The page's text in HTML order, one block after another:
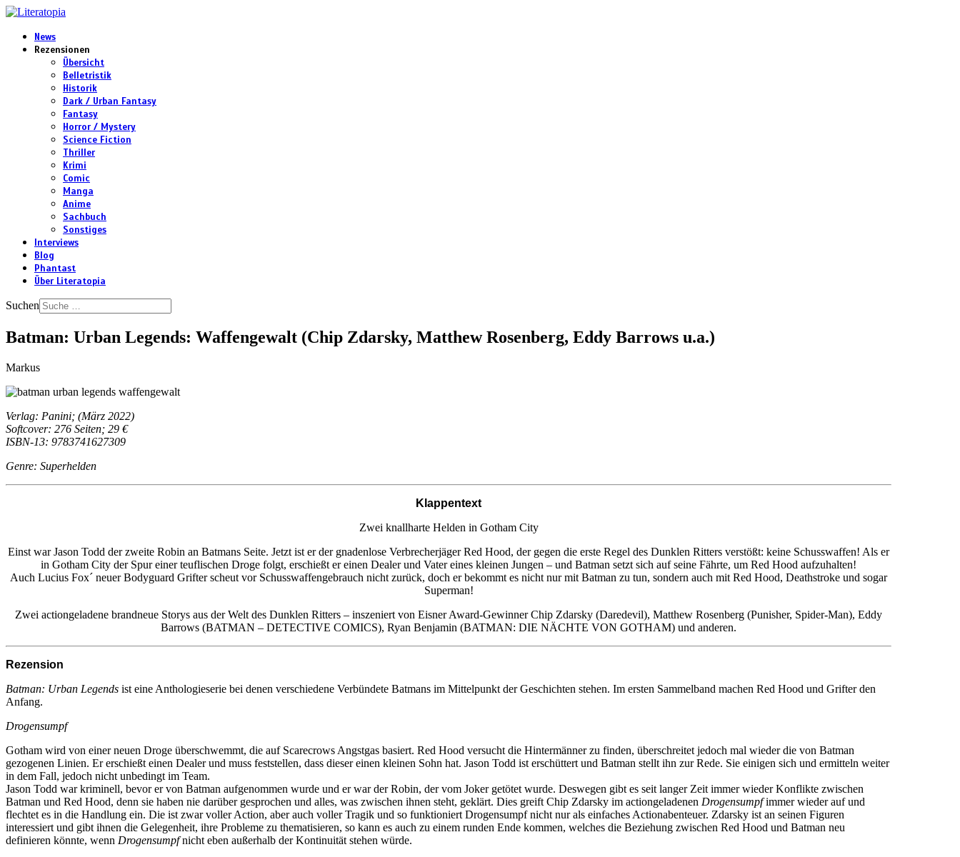
News
Rezensionen
Übersicht
Belletristik
Historik
Dark / Urban Fantasy
Fantasy
Horror / Mystery
Science Fiction
Thriller
Krimi
Comic
Manga
Anime
Sachbuch
Sonstiges
Interviews
Blog
Phantast
Über Literatopia
Suchen
Batman: Urban Legends: Waffengewalt (Chip Zdarsky, Matthew Rosenberg, Eddy Barrows u.a.)
Markus
Verlag: Panini; (März 2022)
Softcover: 276 Seiten; 29 €
ISBN-13: 9783741627309
Genre: Superhelden
Klappentext
Zwei knallharte Helden in Gotham City
Einst war Jason Todd der zweite Robin an Batmans Seite. Jetzt ist er der gnadenlose Verbrecherjäger Red Hood, der gegen die erste Regel des Dunklen Ritters verstößt: keine Schusswaffen! Als er
in Gotham City der Spur einer teuflischen Droge folgt, erschießt er einen Dealer und Vater eines kleinen Jungen – und Batman setzt sich auf seine Fährte, um Red Hood aufzuhalten!
Auch Lucius Fox´ neuer Bodyguard Grifter scheut vor Schusswaffengebrauch nicht zurück, doch er bekommt es nicht nur mit Batman zu tun, sondern auch mit Red Hood, Deathstroke und sogar
Superman!
Zwei actiongeladene brandneue Storys aus der Welt des Dunklen Ritters – inszeniert von Eisner Award-Gewinner Chip Zdarsky (Daredevil), Matthew Rosenberg (Punisher, Spider-Man), Eddy
Barrows (BATMAN – DETECTIVE COMICS), Ryan Benjamin (BATMAN: DIE NÄCHTE VON GOTHAM) und anderen.
Rezension
Batman: Urban Legends ist eine Anthologieserie bei denen verschiedene Verbündete Batmans im Mittelpunkt der Geschichten stehen. Im ersten Sammelband machen Red Hood und Grifter den
Anfang.
Drogensumpf
Gotham wird von einer neuen Droge überschwemmt, die auf Scarecrows Angstgas basiert. Red Hood versucht die Hintermänner zu finden, überschreitet jedoch mal wieder die von Batman
gezogenen Linien. Er erschießt einen Dealer und muss feststellen, dass dieser einen kleinen Sohn hat. Jason Todd ist erschüttert und Batman stellt ihn zur Rede. Sie einigen sich und ermitteln weiter
in dem Fall, jedoch nicht unbedingt im Team.
Jason Todd war kriminell, bevor er von Batman aufgenommen wurde und er war der Robin, der vom Joker getötet wurde. Deswegen gibt es seit langer Zeit immer wieder Konflikte zwischen
Batman und Red Hood, denn sie haben nie darüber gesprochen und alles, was zwischen ihnen steht, geklärt. Dies greift Chip Zdarsky im actiongeladenen Drogensumpfimmer wieder auf und
flechtet es in die Handlung ein. Die ist zwar voller Action, aber auch voller Tragik und so funktioniert Drogensumpf nicht nur als einfaches Actionabenteuer. Zdarsky ist an seinen Figuren
interessiert und gibt ihnen die Gelegenheit, ihre Probleme zu thematisieren, so kann es auch zu einem runden Ende kommen, welches die Beziehung zwischen Red Hood und Batman neu
definieren könnte, wenn Drogensumpfnicht eben außerhalb der Kontinuität stehen würde.